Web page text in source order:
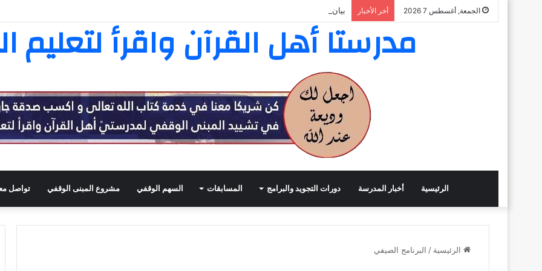
الجمعة, أغسطس 7 2026 أخر الأخبار بيان نتائج المسابقة الثامنة عشرة في تفسير القرآن الكريم
مدرستا أهل القرآن واقرأ لتعليم
الرئيسية أخبار المدرسة دورات التجويد والبرامج المسابقات السهم الوقفي مشروع المبنى الوقفي تواصل
الرئيسية / البرنامج الصيفي